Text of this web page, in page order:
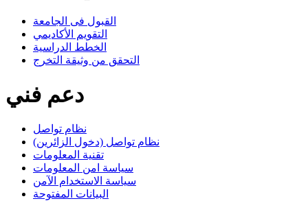
القبول فى الجامعة
التقويم الأكاديمي
الخطط الدراسية
التحقق من وثيقة التخرج
دعم فني
نظام تواصل
نظام تواصل (دخول الزائرين)
تقنية المعلومات
سياسة امن المعلومات
سياسة الاستخدام الآمن
البيانات المفتوحة